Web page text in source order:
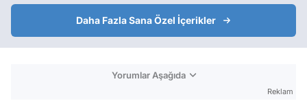
Daha Fazla Sana Özel İçerikler
Yorumlar Aşağıda
Reklam